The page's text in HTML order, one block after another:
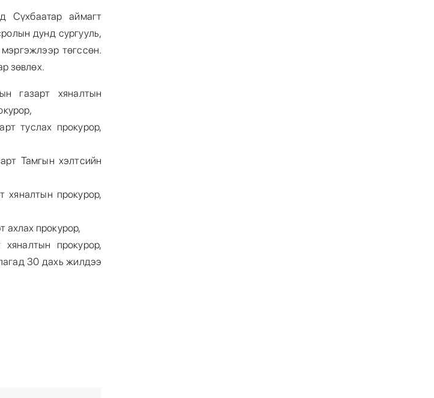
Сүхбаатар аймагт
дунд сургууль,
төгссөн.
зөвлөх.
газарт хяналтын
туслах прокурор,
Тамгын хэлтсийн
хяналтын прокурор,
ахлах прокурор,
прокурор,
30 дахь жилдээ